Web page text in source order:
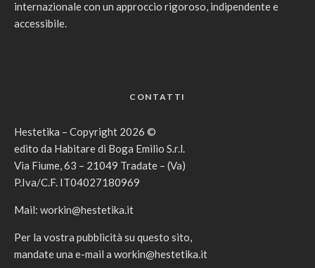
internazionale con un approccio rigoroso, indipendente e
accessibile.
CONTATTI
Hestetika – Copyright 2026 ©
edito da Habitare di Boga Emilio S.r.l.
Via Fiume, 63 – 21049 Tradate – (Va)
P.Iva/C.F. IT04027180969
Mail: workin@hestetika.it
Per la vostra pubblicità su questo sito,
mandate una e-mail a workin@hestetika.it